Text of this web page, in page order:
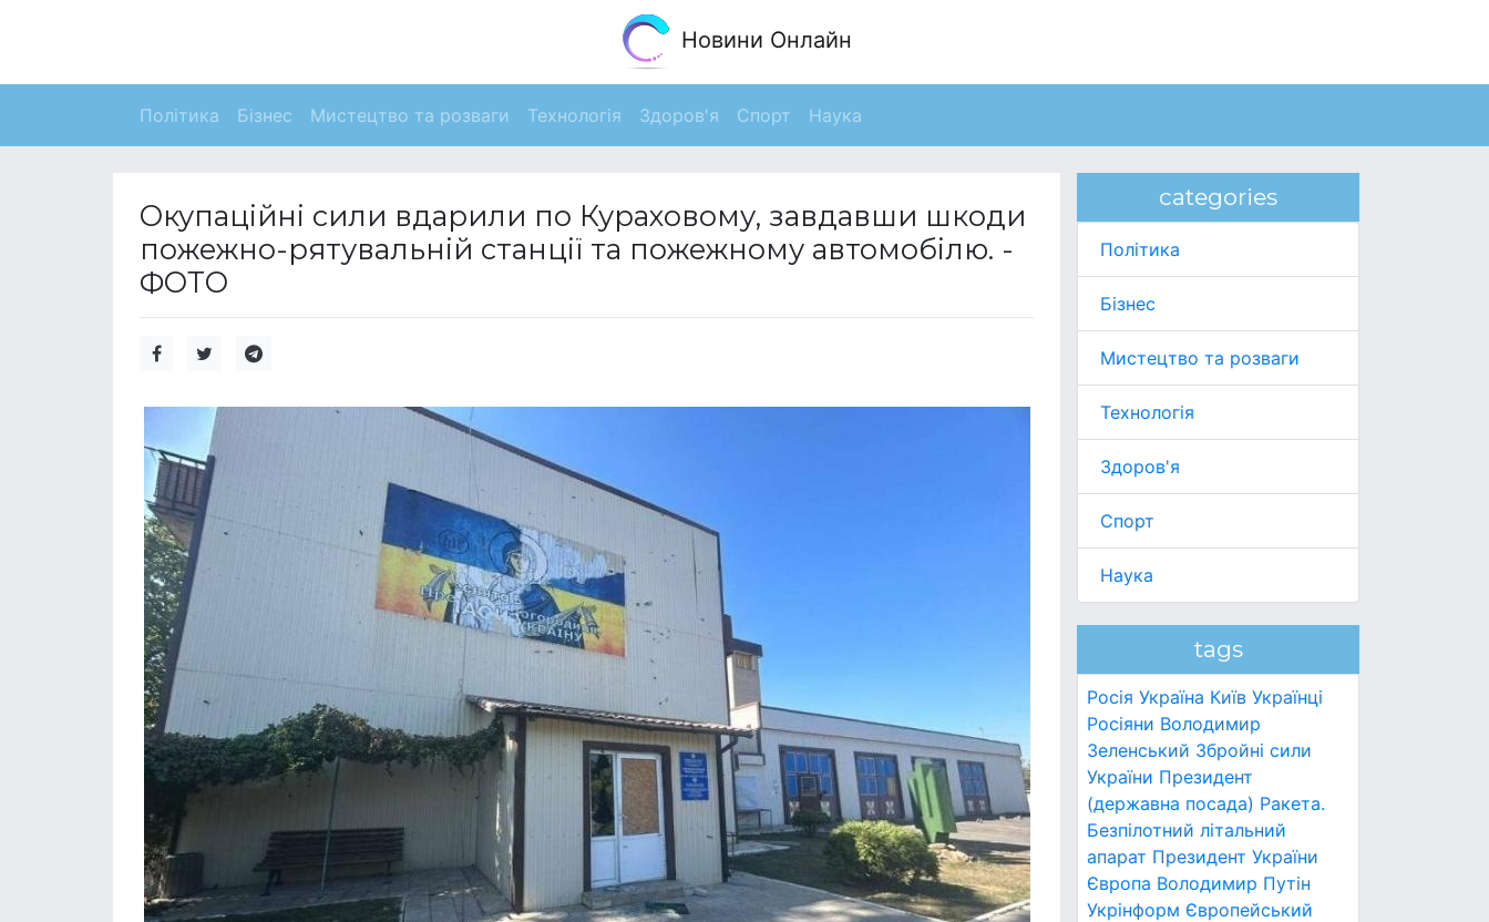
Новини Онлайн
Політика Бізнес Мистецтво та розваги Технологія Здоров'я Спорт Наука
Окупаційні сили вдарили по Кураховому, завдавши шкоди
пожежно-рятувальній станції та пожежному автомобілю. -
ФОТО
categories
Політика
Бізнес
Мистецтво та розваги
Технологія
Здоров'я
Спорт
Наука
tags
Росія Україна Київ Українці
Росіяни Володимир
Зеленський Збройні сили
України Президент
(державна посада) Ракета.
Безпілотний літальний
апарат Президент України
Європа Володимир Путін
Укрінформ Європейський